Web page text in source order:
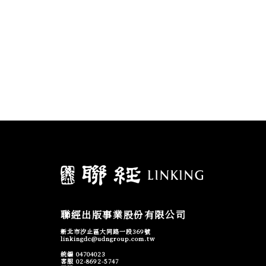
聯經出版事業股份有限公司
新北市汐止區大同路一段369號
linkingdc@udngroup.com.tw
統編 04704023
客服 02-8692-5747